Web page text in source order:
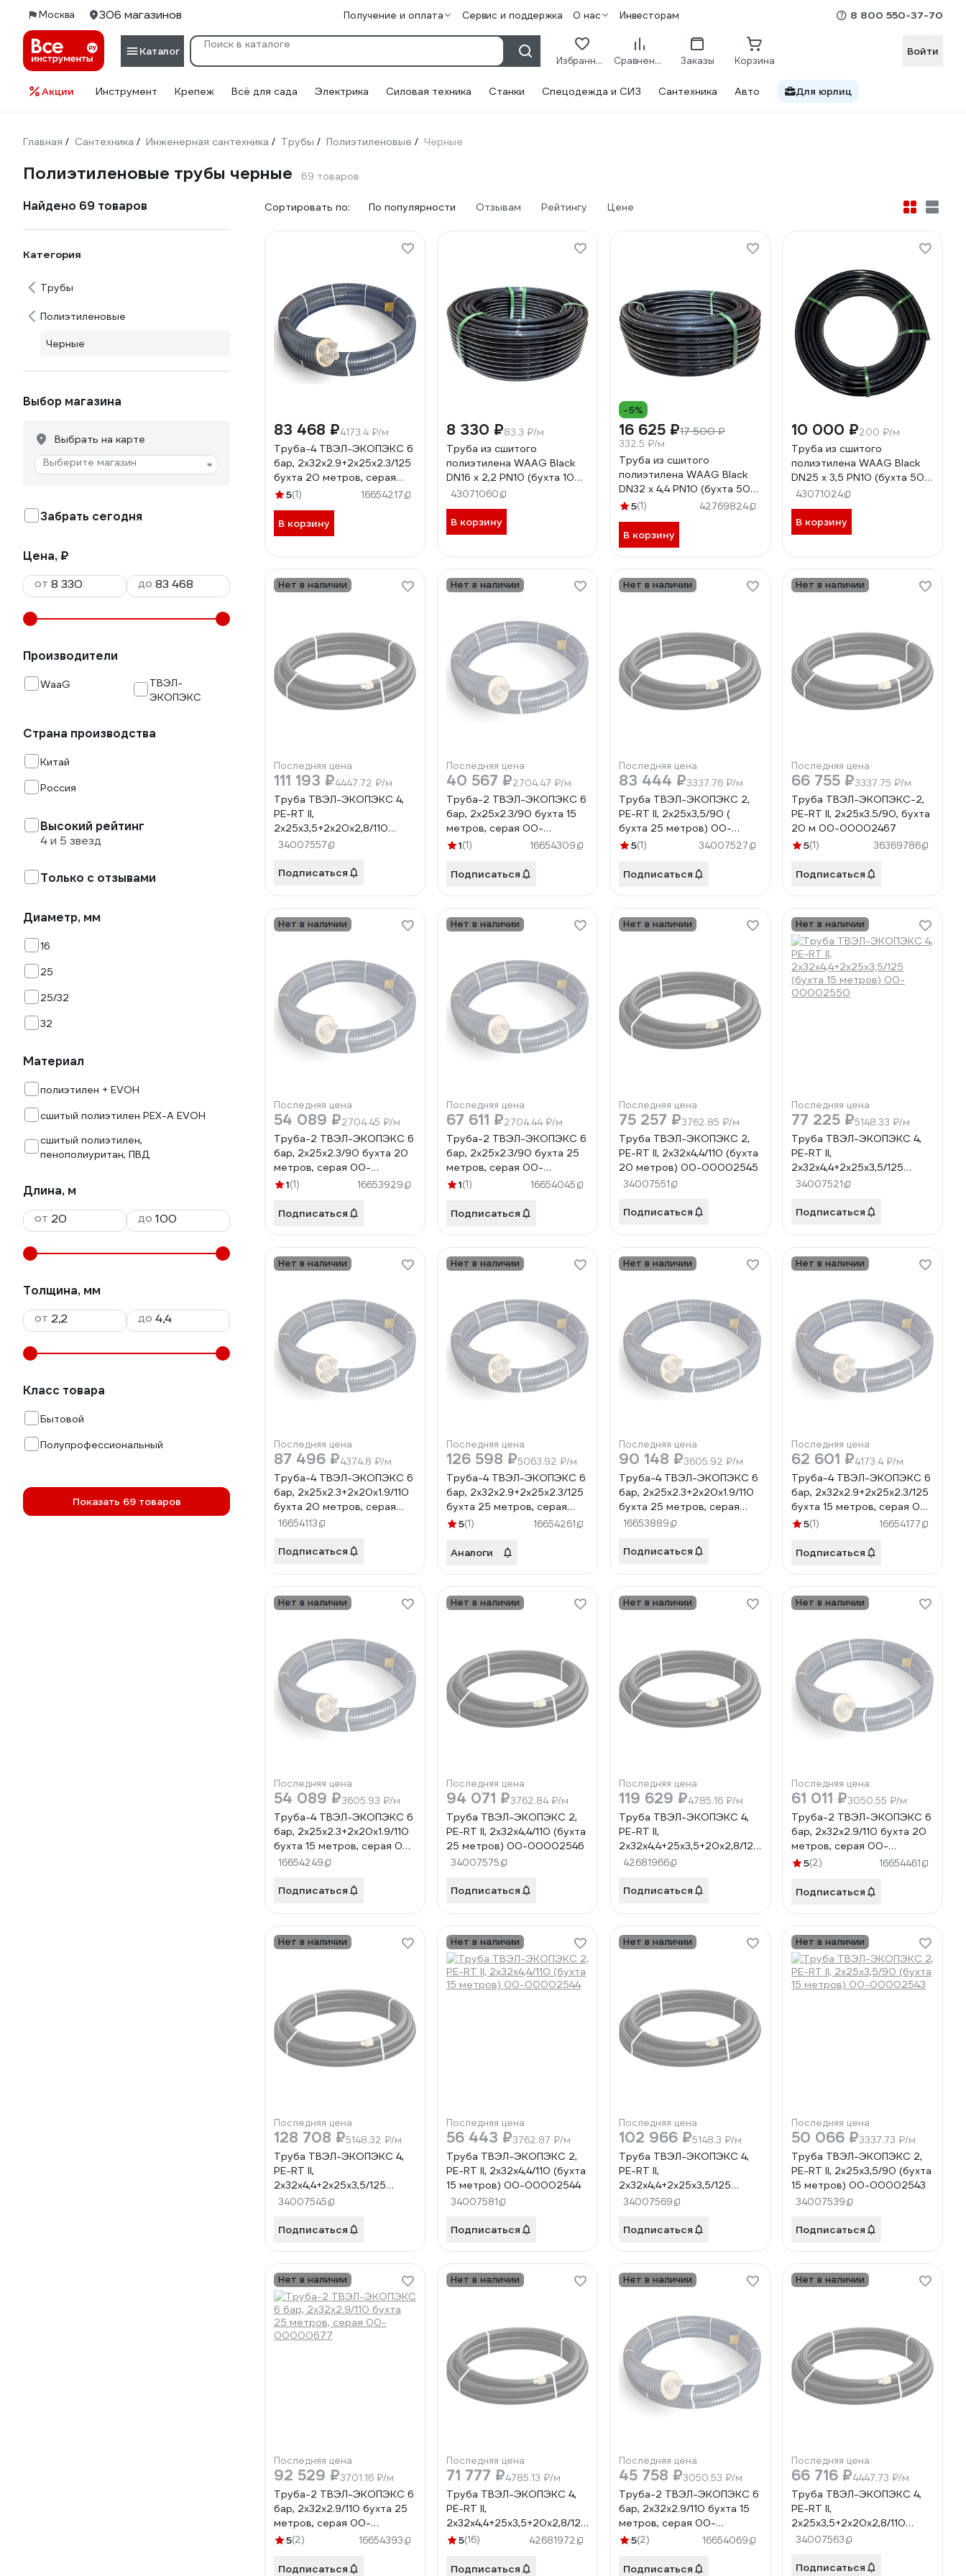
Москва 306 магазинов Получение и оплата Сервис и поддержка О нас Инвесторам 8 800 550-37-70
Каталог
Избранное Сравнение Заказы Корзина
Войти
Акции Инструмент Крепеж Всё для сада Электрика Силовая техника Станки Спецодежда и СИЗ Сантехника Авто Для юрлиц
Главная / Сантехника / Инженерная сантехника / Трубы / Полиэтиленовые / Черные
Полиэтиленовые трубы черные 69 товаров
Найдено 69 товаров
Категория
Трубы
Полиэтиленовые
Черные
Выбор магазина
Выбрать на карте
Выберите магазин
Забрать сегодня
Цена, ₽
от
до
Производители
WaaG
ТВЭЛ-
ЭКОПЭКС
Страна производства
Китай
Россия
Высокий рейтинг
4 и 5 звезд
Только с отзывами
Диаметр, мм
16
25
25/32
32
Материал
полиэтилен + EVOH
сшитый полиэтилен PEX-A EVOH
сшитый полиэтилен,
пенополиуритан, ПВД
Длина, м
от
до
Толщина, мм
от
до
Класс товара
Бытовой
Полупрофессиональный
Показать 69 товаров
Сортировать по: По популярности Отзывам Рейтингу Цене
83 468 ₽4173.4 ₽/м
Труба-4 ТВЭЛ-ЭКОПЭКС 6
бар, 2х32х2.9+2х25х2.3/125
бухта 20 метров, серая
00-00000687
5(1) 16654217
В корзину
8 330 ₽83.3 ₽/м
Труба из сшитого
полиэтилена WAAG Black
DN16 x 2,2 PN10 (бухта 100
м), PE-Xa / EVOH, черная
WG.1135974
43071060
В корзину
-5%
16 625 ₽17 500 ₽
332.5 ₽/м
Труба из сшитого
полиэтилена WAAG Black
DN32 x 4,4 PN10 (бухта 50
м), PE-Xa / EVOH, черная
5(1) 42769824
В корзину
10 000 ₽200 ₽/м
Труба из сшитого
полиэтилена WAAG Black
DN25 x 3,5 PN10 (бухта 50
м), PE-Xa / EVOH, черная
WG.1135615
43071024
В корзину
Нет в наличии
Последняя цена
111 193 ₽4447.72 ₽/м
Труба ТВЭЛ-ЭКОПЭКС 4,
PE-RT II,
2x25x3,5+2x20x2,8/110
(бухта 25 метров) 00-
34007557
Подписаться
Нет в наличии
Последняя цена
40 567 ₽2704.47 ₽/м
Труба-2 ТВЭЛ-ЭКОПЭКС 6
бар, 2х25х2.3/90 бухта 15
метров, серая 00-
00000675
1(1) 16654309
Подписаться
Нет в наличии
Последняя цена
83 444 ₽3337.76 ₽/м
Труба ТВЭЛ-ЭКОПЭКС 2,
PE-RT II, 2x25x3,5/90 (
бухта 25 метров) 00-
00002468
5(1) 34007527
Подписаться
Нет в наличии
Последняя цена
66 755 ₽3337.75 ₽/м
Труба ТВЭЛ-ЭКОПЭКС-2,
PE-RT II, 2x25x3.5/90, бухта
20 м 00-00002467
5(1) 36369786
Подписаться
Нет в наличии
Последняя цена
54 089 ₽2704.45 ₽/м
Труба-2 ТВЭЛ-ЭКОПЭКС 6
бар, 2х25х2.3/90 бухта 20
метров, серая 00-
00000684
1(1) 16653929
Подписаться
Нет в наличии
Последняя цена
67 611 ₽2704.44 ₽/м
Труба-2 ТВЭЛ-ЭКОПЭКС 6
бар, 2х25х2.3/90 бухта 25
метров, серая 00-
00000676
1(1) 16654045
Подписаться
Нет в наличии
Последняя цена
75 257 ₽3762.85 ₽/м
Труба ТВЭЛ-ЭКОПЭКС 2,
PE-RT II, 2x32x4,4/110 (бухта
20 метров) 00-00002545
34007551
Подписаться
Нет в наличии
Последняя цена
77 225 ₽5148.33 ₽/м
Труба ТВЭЛ-ЭКОПЭКС 4,
PE-RT II,
2x32x4,4+2x25x3,5/125
(бухта 15 метров) 00-
34007521
Подписаться
Нет в наличии
Последняя цена
87 496 ₽4374.8 ₽/м
Труба-4 ТВЭЛ-ЭКОПЭКС 6
бар, 2х25х2.3+2х20х1.9/110
бухта 20 метров, серая
00-00000686
16654113
Подписаться
Нет в наличии
Последняя цена
126 598 ₽5063.92 ₽/м
Труба-4 ТВЭЛ-ЭКОПЭКС 6
бар, 2х32х2.9+2х25х2.3/125
бухта 25 метров, серая
00-00000679
5(1) 16654261
Аналоги
Нет в наличии
Последняя цена
90 148 ₽3605.92 ₽/м
Труба-4 ТВЭЛ-ЭКОПЭКС 6
бар, 2х25х2.3+2х20х1.9/110
бухта 25 метров, серая
00-00000681
16653889
Подписаться
Нет в наличии
Последняя цена
62 601 ₽4173.4 ₽/м
Труба-4 ТВЭЛ-ЭКОПЭКС 6
бар, 2х32х2.9+2х25х2.3/125
бухта 15 метров, серая 00-
00000678
5(1) 16654177
Подписаться
Нет в наличии
Последняя цена
54 089 ₽3605.93 ₽/м
Труба-4 ТВЭЛ-ЭКОПЭКС 6
бар, 2х25х2.3+2х20х1.9/110
бухта 15 метров, серая 00-
00000680
16654249
Подписаться
Нет в наличии
Последняя цена
94 071 ₽3762.84 ₽/м
Труба ТВЭЛ-ЭКОПЭКС 2,
PE-RT II, 2x32x4,4/110 (бухта
25 метров) 00-00002546
34007575
Подписаться
Нет в наличии
Последняя цена
119 629 ₽4785.16 ₽/м
Труба ТВЭЛ-ЭКОПЭКС 4,
PE-RT II,
2х32х4,4+25х3,5+20х2,8/125
(бухта 25 метров) 00-
42681966
Подписаться
Нет в наличии
Последняя цена
61 011 ₽3050.55 ₽/м
Труба-2 ТВЭЛ-ЭКОПЭКС 6
бар, 2х32х2.9/110 бухта 20
метров, серая 00-
00000685
5(2) 16654461
Подписаться
Нет в наличии
Последняя цена
128 708 ₽5148.32 ₽/м
Труба ТВЭЛ-ЭКОПЭКС 4,
PE-RT II,
2x32x4,4+2x25x3,5/125
(бухта 25 метров) 00-
34007545
Подписаться
Нет в наличии
Последняя цена
56 443 ₽3762.87 ₽/м
Труба ТВЭЛ-ЭКОПЭКС 2,
PE-RT II, 2x32x4,4/110 (бухта
15 метров) 00-00002544
34007581
Подписаться
Нет в наличии
Последняя цена
102 966 ₽5148.3 ₽/м
Труба ТВЭЛ-ЭКОПЭКС 4,
PE-RT II,
2x32x4,4+2x25x3,5/125
(бухта 20 метров) 00-
34007569
Подписаться
Нет в наличии
Последняя цена
50 066 ₽3337.73 ₽/м
Труба ТВЭЛ-ЭКОПЭКС 2,
PE-RT II, 2x25x3,5/90 (бухта
15 метров) 00-00002543
34007539
Подписаться
Нет в наличии
Последняя цена
92 529 ₽3701.16 ₽/м
Труба-2 ТВЭЛ-ЭКОПЭКС 6
бар, 2х32х2.9/110 бухта 25
метров, серая 00-
00000677
5(2) 16654393
Подписаться
Нет в наличии
Последняя цена
71 777 ₽4785.13 ₽/м
Труба ТВЭЛ-ЭКОПЭКС 4,
PE-RT II,
2х32х4,4+25х3,5+20х2,8/125
(бухта 15 метров) 00-
5(16) 42681972
Подписаться
Нет в наличии
Последняя цена
45 758 ₽3050.53 ₽/м
Труба-2 ТВЭЛ-ЭКОПЭКС 6
бар, 2х32х2.9/110 бухта 15
метров, серая 00-
00000670
5(2) 16654069
Подписаться
Нет в наличии
Последняя цена
66 716 ₽4447.73 ₽/м
Труба ТВЭЛ-ЭКОПЭКС 4,
PE-RT II,
2x25x3,5+2x20x2,8/110
(бухта 15 метров) 00-
34007563
Подписаться